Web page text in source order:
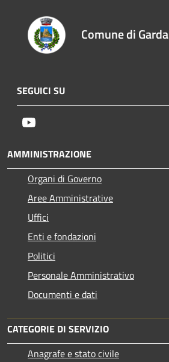
Comune di Garda
SEGUICI SU
AMMINISTRAZIONE
Organi di Governo
Aree Amministrative
Uffici
Enti e fondazioni
Politici
Personale Amministrativo
Documenti e dati
CATEGORIE DI SERVIZIO
Anagrafe e stato civile